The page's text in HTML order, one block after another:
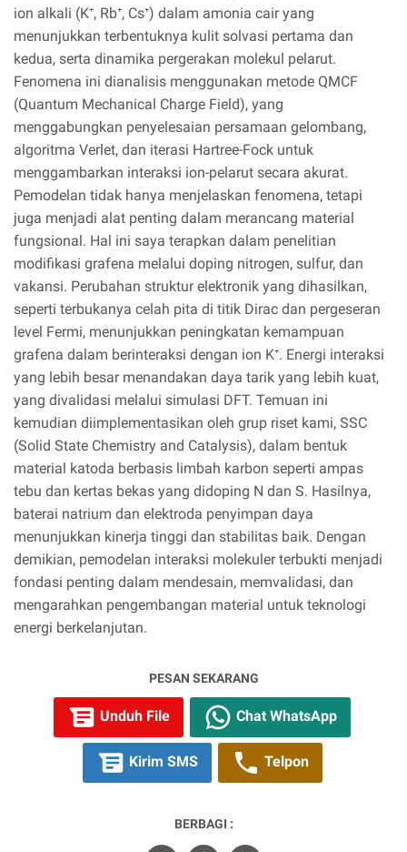
ion alkali (K⁺, Rb⁺, Cs⁺) dalam amonia cair yang
menunjukkan terbentuknya kulit solvasi pertama dan
kedua, serta dinamika pergerakan molekul pelarut.
Fenomena ini dianalisis menggunakan metode QMCF
(Quantum Mechanical Charge Field), yang
menggabungkan penyelesaian persamaan gelombang,
algoritma Verlet, dan iterasi Hartree-Fock untuk
menggambarkan interaksi ion-pelarut secara akurat.
Pemodelan tidak hanya menjelaskan fenomena, tetapi
juga menjadi alat penting dalam merancang material
fungsional. Hal ini saya terapkan dalam penelitian
modifikasi grafena melalui doping nitrogen, sulfur, dan
vakansi. Perubahan struktur elektronik yang dihasilkan,
seperti terbukanya celah pita di titik Dirac dan pergeseran
level Fermi, menunjukkan peningkatan kemampuan
grafena dalam berinteraksi dengan ion K⁺. Energi interaksi
yang lebih besar menandakan daya tarik yang lebih kuat,
yang divalidasi melalui simulasi DFT. Temuan ini
kemudian diimplementasikan oleh grup riset kami, SSC
(Solid State Chemistry and Catalysis), dalam bentuk
material katoda berbasis limbah karbon seperti ampas
tebu dan kertas bekas yang didoping N dan S. Hasilnya,
baterai natrium dan elektroda penyimpan daya
menunjukkan kinerja tinggi dan stabilitas baik. Dengan
demikian, pemodelan interaksi molekuler terbukti menjadi
fondasi penting dalam mendesain, memvalidasi, dan
mengarahkan pengembangan material untuk teknologi
energi berkelanjutan.
PESAN SEKARANG
Unduh File Chat WhatsApp
Kirim SMS Telpon
BERBAGI :